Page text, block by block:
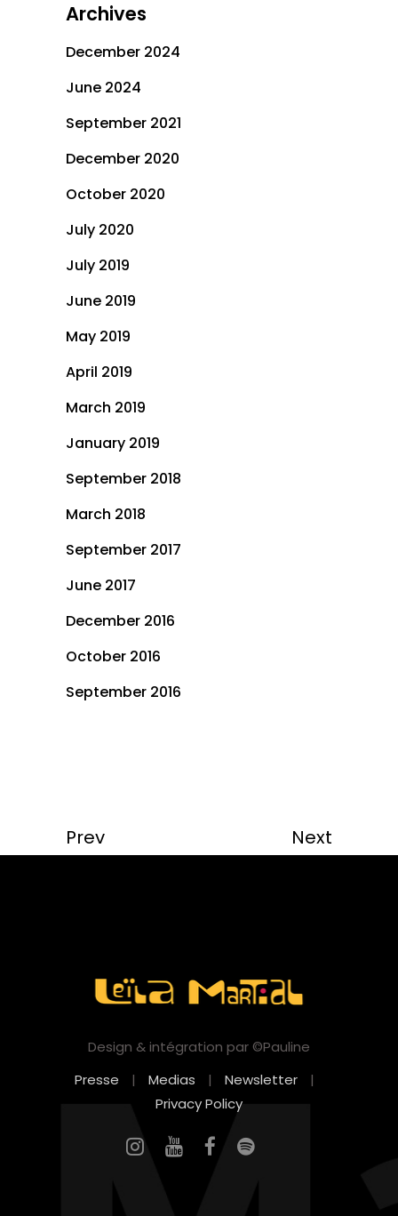
Archives
December 2024
June 2024
September 2021
December 2020
October 2020
July 2020
July 2019
June 2019
May 2019
April 2019
March 2019
January 2019
September 2018
March 2018
September 2017
June 2017
December 2016
October 2016
September 2016
Prev Next
Design & intégration par ©Pauline
Presse
| Medias | Newsletter
|
Privacy Policy